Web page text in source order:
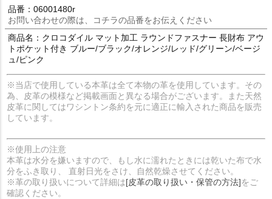
品番：06001480r
お問い合わせの際は、コチラの品番をお伝えください
商品名：クロコダイル マット加工 ラウンドファスナー 長財布 アウ
トポケット付き ブルー/ブラック/オレンジ/レッド/グリーン/ベージ
ュ/ピンク
※当店で使用している本革は全て本物の革を使用しています。その
為、皮革の模様など掲載画面と異なる場合がございます。また天然
皮革に関してはワシントン条約を元に適正に輸入された商品を販売
しています。
※使用上の注意
本革は水分を嫌いますので、もし水に濡れたときには乾いた布で水
分をふき取り、 直射日光をさけ、自然乾燥させてください。
※革の取り扱いについて詳細は[皮革の取り扱い・保管の方法]をご
確認ください。